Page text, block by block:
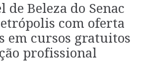
de Beleza do Senac
com oferta
em cursos gratuitos
profissional